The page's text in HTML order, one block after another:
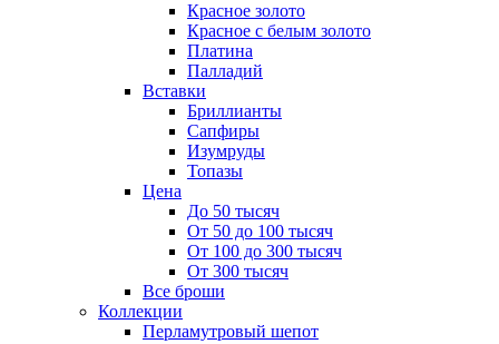
Красное золото
Красное с белым золото
Платина
Палладий
Вставки
Бриллианты
Сапфиры
Изумруды
Топазы
Цена
До 50 тысяч
От 50 до 100 тысяч
От 100 до 300 тысяч
От 300 тысяч
Все броши
Коллекции
Перламутровый шепот